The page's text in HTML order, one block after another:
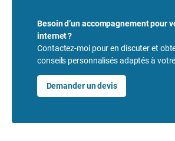
Besoin d’un accompagnement pour
internet ?
Contactez-moi pour en discuter et
conseils personnalisés adaptés à
Demander un devis